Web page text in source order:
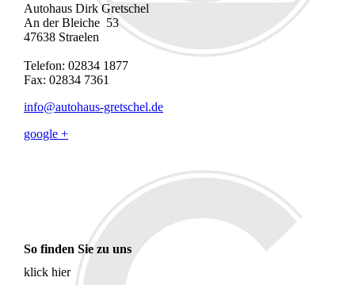
Autohaus Dirk Gretschel
An der Bleiche 53
47638 Straelen
Telefon: 02834 1877
Fax: 02834 7361
info@autohaus-gretschel.de
google +
So finden Sie zu uns
klick hier